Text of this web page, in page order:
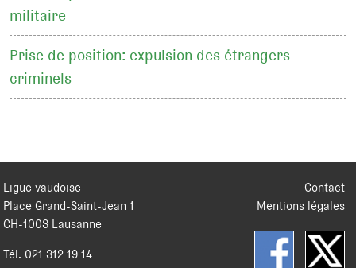
militaire
Prise de position: expulsion des étrangers
criminels
Contact
Mentions légales
Ligue vaudoise
Place Grand-Saint-Jean 1
CH-1003 Lausanne
Tél. 021 312 19 14